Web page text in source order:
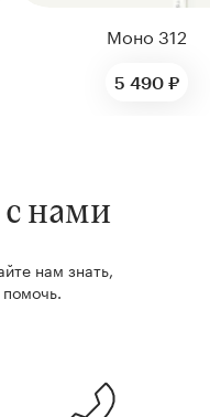
Моно 312
5 490 ₽
с нами
нам знать,